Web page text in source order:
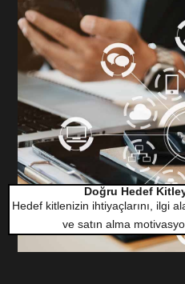
Doğru Hedef
Hedef kitlenizin ihtiyaçlarını, ilgi
ve satın alma